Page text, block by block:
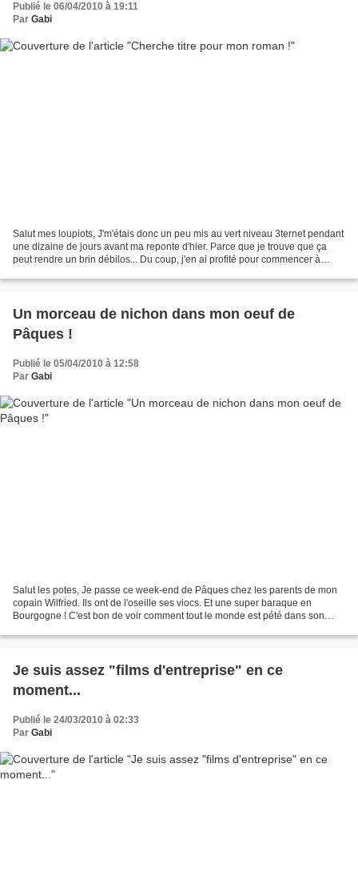
Publié le 06/04/2010 à 19:11
Par Gabi
Salut mes loupiots, J'm'étais donc un peu mis au vert niveau 3ternet pendant
une dizaine de jours avant ma reponte d'hier. Parce que je trouve que ça
peut rendre un brin débilos... Du coup, j'en ai profité pour commencer à
Un morceau de nichon dans mon oeuf de
Pâques !
Publié le 05/04/2010 à 12:58
Par Gabi
Salut les potes, Je passe ce week-end de Pâques chez les parents de mon
copain Wilfried. Ils ont de l'oseille ses viocs. Et une super baraque en
Bourgogne ! C'est bon de voir comment tout le monde est pété dans son
Je suis assez "films d'entreprise" en ce
moment...
Publié le 24/03/2010 à 02:33
Par Gabi